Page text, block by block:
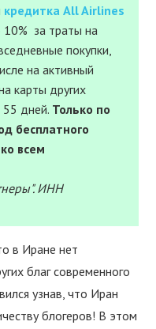
кредитка All Airlines
за траты на
покупки,
на активный
карты других
дней. Только по
бесплатного
всем
ИНН
в Иране нет
благ современного
узнав, что Иран
блогеров! В этом